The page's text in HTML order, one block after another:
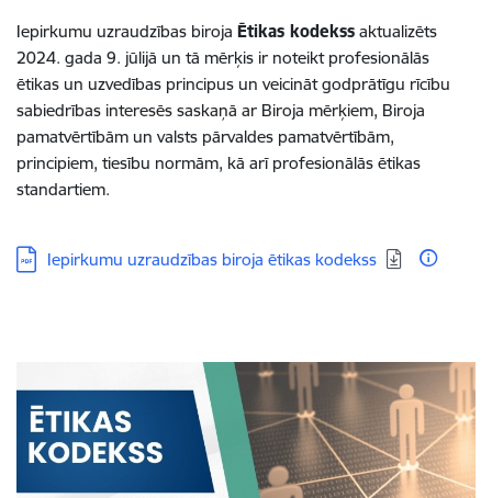
Iepirkumu uzraudzības biroja Ētikas kodekss aktualizēts
2024. gada 9. jūlijā un tā mērķis ir noteikt profesionālās
ētikas un uzvedības principus un veicināt godprātīgu rīcību
sabiedrības interesēs saskaņā ar Biroja mērķiem, Biroja
pamatvērtībām un valsts pārvaldes pamatvērtībām,
principiem, tiesību normām, kā arī profesionālās ētikas
standartiem.
Lejupielādēt:
Iepirkumu uzraudzības biroja ētikas kodekss